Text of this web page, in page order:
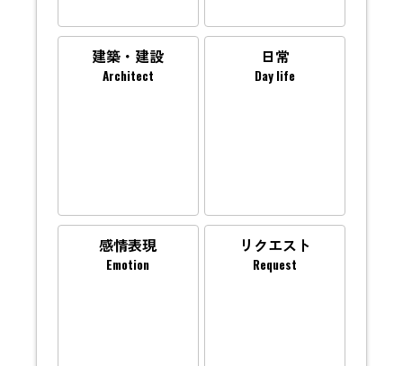
建築・建設
Architect
日常
Day life
感情表現
Emotion
リクエスト
Request